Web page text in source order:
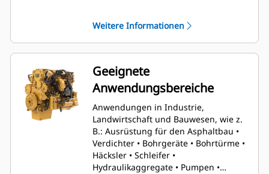
Weitere Informationen
Geeignete
Anwendungsbereiche
Anwendungen in Industrie,
Landwirtschaft und Bauwesen, wie z.
B.: Ausrüstung für den Asphaltbau •
Verdichter • Bohrgeräte • Bohrtürme •
Häcksler • Schleifer •
Hydraulikaggregate • Pumpen •